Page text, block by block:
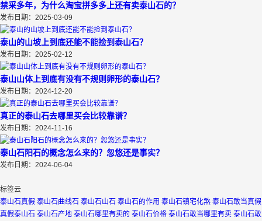
禁采多年，为什么淘宝拼多多上还有卖泰山石的？
发布日期：2025-03-09
泰山的山坡上到底还能不能捡到泰山石？
发布日期：2025-02-12
泰山山体上到底有没有不规则卵形的泰山石？
发布日期：2024-12-20
真正的泰山石去哪里买会比较靠谱？
发布日期：2024-11-16
泰山石阳石的概念怎么来的？忽悠还是事实？
发布日期：2024-06-04
标签云
泰山石真假 泰山石曲线石 泰山石山石 泰山石的作用 泰山石镇宅化煞 泰山石敢当真假
真假泰山石 泰山石产地 泰山石哪里有卖的 泰山石价格 泰山石敢当哪里有卖 泰山石敢